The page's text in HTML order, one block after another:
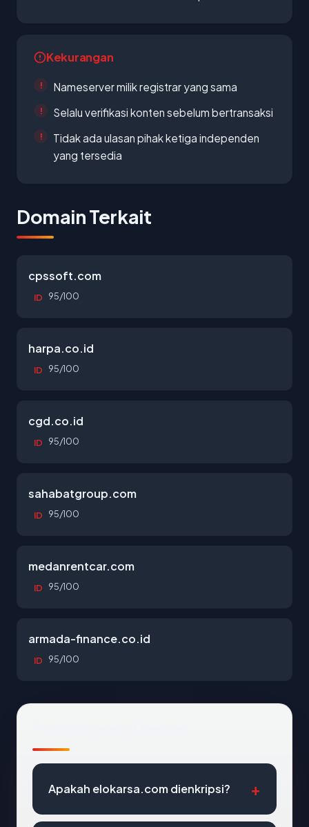
Kekurangan
Nameserver milik registrar yang sama
Selalu verifikasi konten sebelum bertransaksi
Tidak ada ulasan pihak ketiga independen
yang tersedia
Domain Terkait
cpssoft.com
ID 95/100
harpa.co.id
ID 95/100
cgd.co.id
ID 95/100
sahabatgroup.com
ID 95/100
medanrentcar.com
ID 95/100
armada-finance.co.id
ID 95/100
Apakah elokarsa.com dienkripsi?